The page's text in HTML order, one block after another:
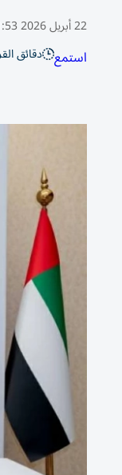
22 أبريل 2026 01:53 صباحًا
استمع دقائق